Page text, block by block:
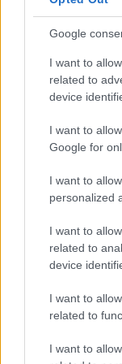
Google
I want to
related to
device
I want to
Google for
I want to
personalized
I want to
related to
device
I want to
related to
I want to
“A szaúdi
versenyen